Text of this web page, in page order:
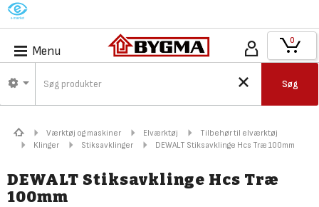
M
Menu
Søg
0
Værktøj og maskiner Elværktøj
Tilbehør til elværktøj
Klinger
Stiksavklinger DEWALT Stiksavklinge Hcs Træ 100mm
DEWALT Stiksavklinge Hcs Træ
100mm